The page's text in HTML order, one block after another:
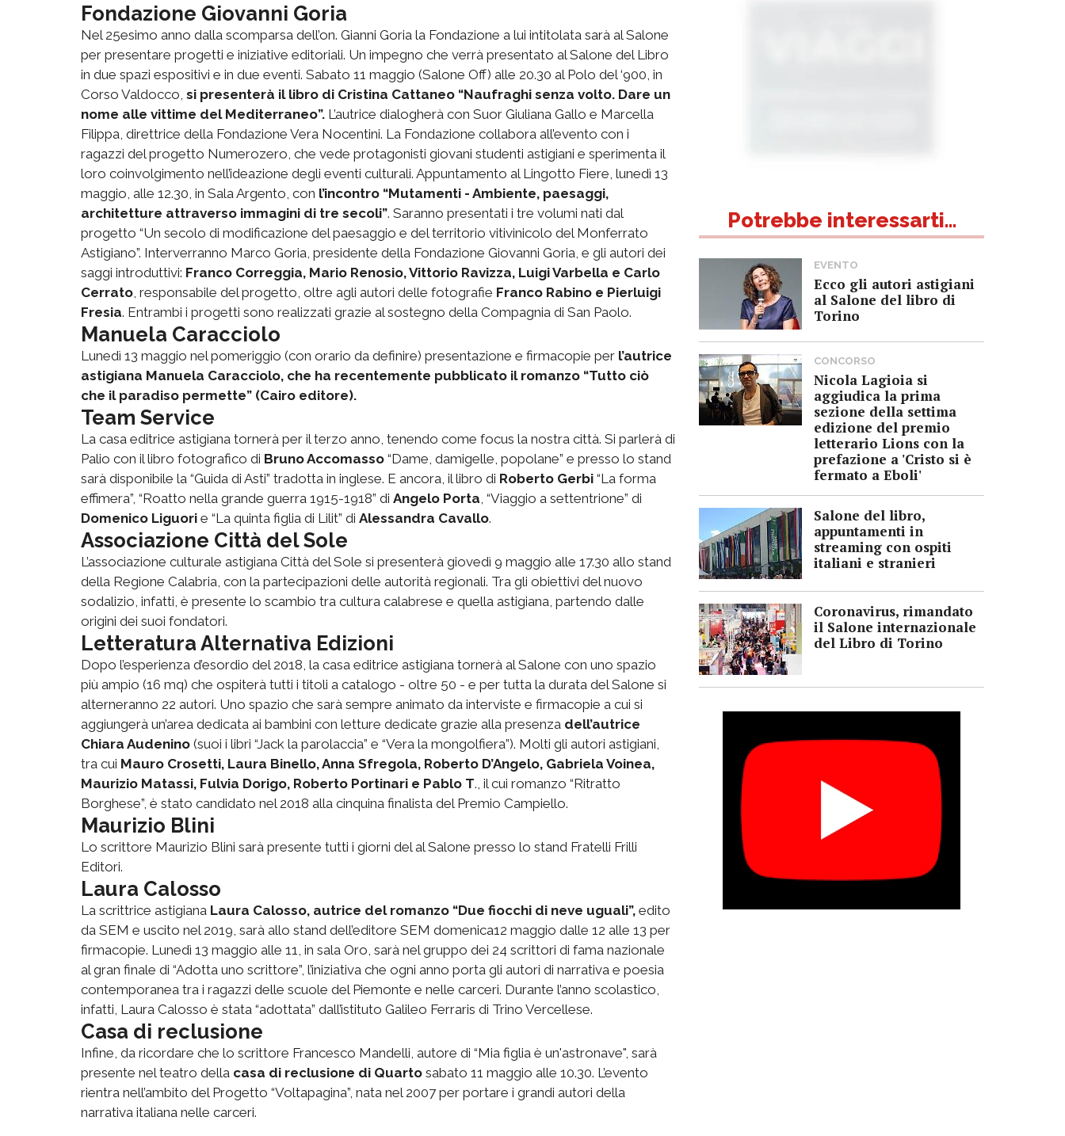
Fondazione Giovanni Goria
Nel 25esimo anno dalla scomparsa dell’on. Gianni Goria la Fondazione a lui intitolata sarà al Salone
per presentare progetti e iniziative editoriali. Un impegno che verrà presentato al Salone del Libro
in due spazi espositivi e in due eventi. Sabato 11 maggio (Salone Off) alle 20.30 al Polo del ‘900, in
Corso Valdocco, si presenterà il libro di Cristina Cattaneo “Naufraghi senza volto. Dare un
nome alle vittime del Mediterraneo”. L’autrice dialogherà con Suor Giuliana Gallo e Marcella
Filippa, direttrice della Fondazione Vera Nocentini. La Fondazione collabora all’evento con i
ragazzi del progetto Numerozero, che vede protagonisti giovani studenti astigiani e sperimenta il
loro coinvolgimento nell’ideazione degli eventi culturali. Appuntamento al Lingotto Fiere, lunedì 13
maggio, alle 12.30, in Sala Argento, con l’incontro “Mutamenti - Ambiente, paesaggi,
architetture attraverso immagini di tre secoli”. Saranno presentati i tre volumi nati dal
progetto “Un secolo di modificazione del paesaggio e del territorio vitivinicolo del Monferrato
Astigiano”. Interverranno Marco Goria, presidente della Fondazione Giovanni Goria, e gli autori dei
saggi introduttivi: Franco Correggia, Mario Renosio, Vittorio Ravizza, Luigi Varbella e Carlo
Cerrato , responsabile del progetto, oltre agli autori delle fotografie Franco Rabino e Pierluigi
Fresia. Entrambi i progetti sono realizzati grazie al sostegno della Compagnia di San Paolo.
Manuela Caracciolo
Lunedì 13 maggio nel pomeriggio (con orario da definire) presentazione e firmacopie per l’autrice
astigiana Manuela Caracciolo, che ha recentemente pubblicato il romanzo “Tutto ciò
che il paradiso permette” (Cairo editore).
Team Service
La casa editrice astigiana tornerà per il terzo anno, tenendo come focus la nostra città. Si parlerà di
Palio con il libro fotografico di Bruno Accomasso “Dame, damigelle, popolane” e presso lo stand
sarà disponibile la “Guida di Asti” tradotta in inglese. E ancora, il libro di Roberto Gerbi “La forma
effimera”, “Roatto nella grande guerra 1915-1918” di Angelo Porta , “Viaggio a settentrione” di
Domenico Liguori e “La quinta figlia di Lilit” di Alessandra Cavallo.
Associazione Città del Sole
L’associazione culturale astigiana Città del Sole si presenterà giovedì 9 maggio alle 17.30 allo stand
della Regione Calabria, con la partecipazioni delle autorità regionali. Tra gli obiettivi del nuovo
sodalizio, infatti, è presente lo scambio tra cultura calabrese e quella astigiana, partendo dalle
origini dei suoi fondatori.
Letteratura Alternativa Edizioni
Dopo l’esperienza d’esordio del 2018, la casa editrice astigiana tornerà al Salone con uno spazio
più ampio (16 mq) che ospiterà tutti i titoli a catalogo - oltre 50 - e per tutta la durata del Salone si
alterneranno 22 autori. Uno spazio che sarà sempre animato da interviste e firmacopie a cui si
aggiungerà un’area dedicata ai bambini con letture dedicate grazie alla presenza dell’autrice
Chiara Audenino (suoi i libri “Jack la parolaccia” e “Vera la mongolfiera”). Molti gli autori astigiani,
tra cui Mauro Crosetti, Laura Binello, Anna Sfregola, Roberto D’Angelo, Gabriela Voinea,
Maurizio Matassi, Fulvia Dorigo, Roberto Portinari e Pablo T., il cui romanzo “Ritratto
Borghese”, è stato candidato nel 2018 alla cinquina finalista del Premio Campiello.
Maurizio Blini
Lo scrittore Maurizio Blini sarà presente tutti i giorni del al Salone presso lo stand Fratelli Frilli
Editori.
Laura Calosso
La scrittrice astigiana Laura Calosso, autrice del romanzo “Due fiocchi di neve uguali”, edito
da SEM e uscito nel 2019, sarà allo stand dell’editore SEM domenica12 maggio dalle 12 alle 13 per
firmacopie. Lunedì 13 maggio alle 11, in sala Oro, sarà nel gruppo dei 24 scrittori di fama nazionale
al gran finale di “Adotta uno scrittore”, l’iniziativa che ogni anno porta gli autori di narrativa e poesia
contemporanea tra i ragazzi delle scuole del Piemonte e nelle carceri. Durante l’anno scolastico,
infatti, Laura Calosso è stata “adottata” dall’istituto Galileo Ferraris di Trino Vercellese.
Casa di reclusione
Infine, da ricordare che lo scrittore Francesco Mandelli, autore di “Mia figlia è un'astronave", sarà
presente nel teatro della casa di reclusione di Quarto sabato 11 maggio alle 10.30. L’evento
rientra nell’ambito del Progetto “Voltapagina”, nata nel 2007 per portare i grandi autori della
narrativa italiana nelle carceri.
Potrebbe interessarti...
EVENTO
Ecco gli autori astigiani
al Salone del libro di
Torino
CONCORSO
Nicola Lagioia si
aggiudica la prima
sezione della settima
edizione del premio
letterario Lions con la
prefazione a 'Cristo si è
fermato a Eboli'
Salone del libro,
appuntamenti in
streaming con ospiti
italiani e stranieri
Coronavirus, rimandato
il Salone internazionale
del Libro di Torino